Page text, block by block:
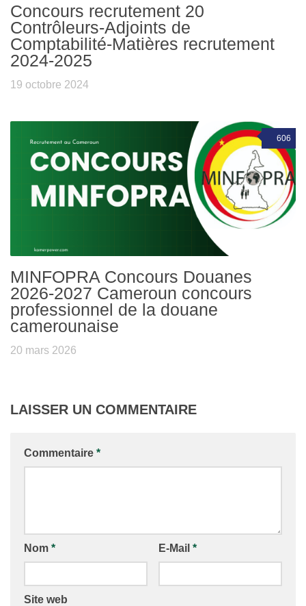
Concours recrutement 20
Contrôleurs-Adjoints de
Comptabilité-Matières recrutement
2024-2025
19 octobre 2024
606
MINFOPRA Concours Douanes
2026-2027 Cameroun concours
professionnel de la douane
camerounaise
20 mars 2026
LAISSER UN COMMENTAIRE
Commentaire *
Nom * E-Mail *
Site web